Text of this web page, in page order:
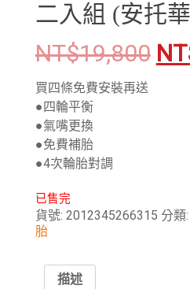
二入組 (安托
NT$19,800
買四條免費安裝再送
●四輪平衡
●氣嘴更換
●免費補胎
●4次輪胎對調
已售完
貨號: 2012345266315 分類:
胎
描述